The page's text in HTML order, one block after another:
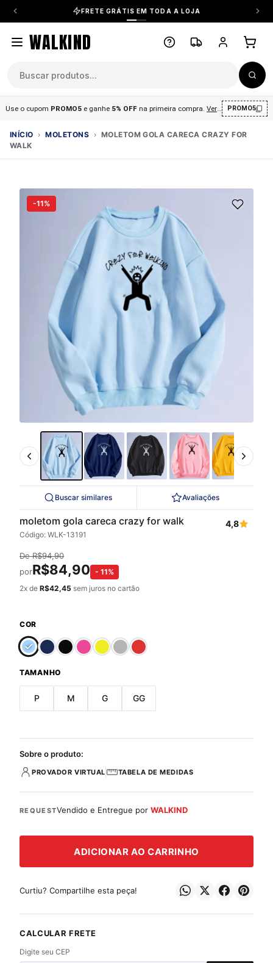
FRETE GRÁTIS EM TODA A LOJA
WALKIND
Use o cupom PROMO5 e ganhe 5% OFF na primeira compra Ver condições .
PROMO5
INÍCIO › MOLETONS › MOLETOM GOLA CARECA CRAZY FOR
WALK
-11%
Buscar similares Avaliações
moletom gola careca crazy for walk
Código: WLK-13191
4,8
DeR$94,90
porR$84,90 - 11%
2x de R$42,45 sem juros no cartão
COR
TAMANHO
P M G GG
Sobre o produto:
PROVADOR VIRTUAL TABELA DE MEDIDAS
REQUESTVendido e Entregue porWALKIND
ADICIONAR AO CARRINHO
Curtiu? Compartilhe esta peça!
CALCULAR FRETE
Digite seu CEP